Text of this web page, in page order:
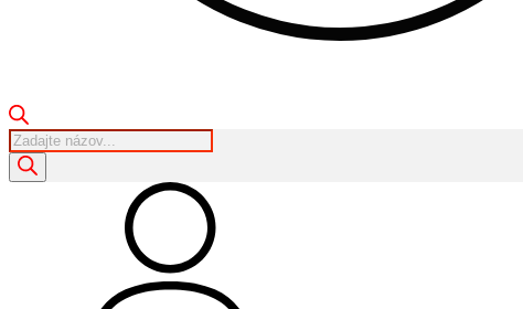
Products
search